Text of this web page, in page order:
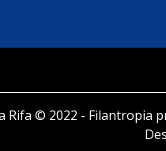
Rifa © 2022 - Filantropia